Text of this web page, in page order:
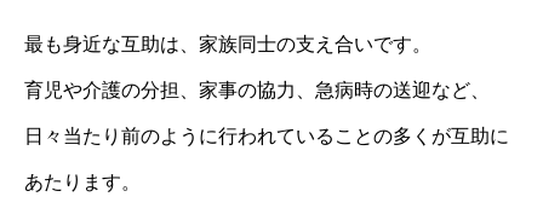
最も身近な互助は、家族同士の支え合いです。
育児や介護の分担、家事の協力、急病時の送迎など、
日々当たり前のように行われていることの多くが互助に
あたります。